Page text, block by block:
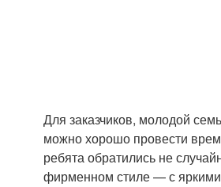
Для заказчиков, молодой
можно хорошо провести
ребята обратились не
фирменном стиле — с